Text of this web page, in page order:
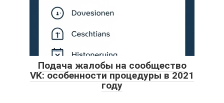
Подача жалобы на сообщество
VK: особенности процедуры в 2021
году